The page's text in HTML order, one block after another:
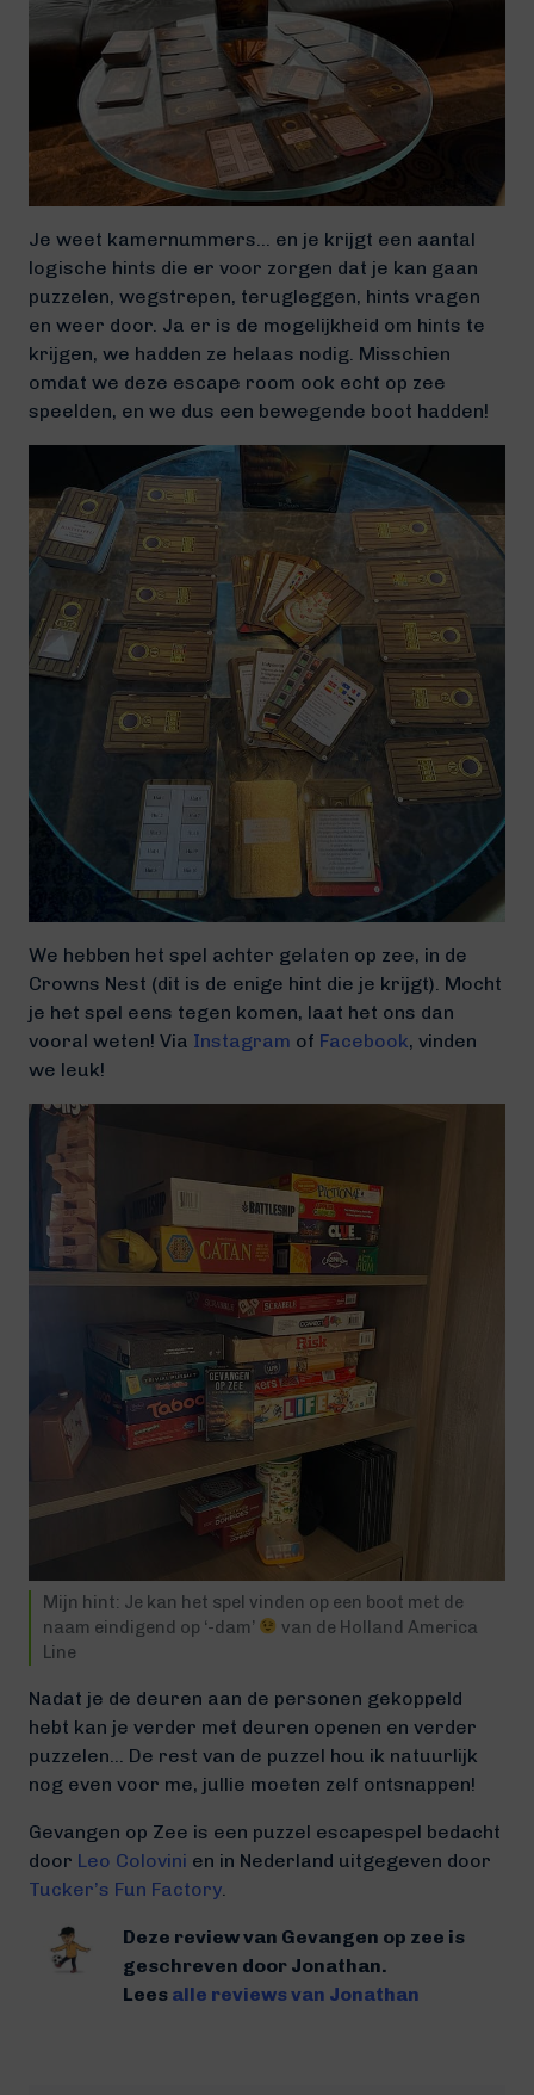
Je weet kamernummers… en je krijgt een aantal
logische hints die er voor zorgen dat je kan gaan
puzzelen, wegstrepen, terugleggen, hints vragen
en weer door. Ja er is de mogelijkheid om hints te
krijgen, we hadden ze helaas nodig. Misschien
omdat we deze escape room ook echt op zee
speelden, en we dus een bewegende boot hadden!
We hebben het spel achter gelaten op zee, in de
Crowns Nest (dit is de enige hint die je krijgt). Mocht
je het spel eens tegen komen, laat het ons dan
vooral weten! Via Instagram of Facebook, vinden
we leuk!
Mijn hint: Je kan het spel vinden op een boot met de
naam eindigend op ‘-dam’
van de Holland America
Line
Nadat je de deuren aan de personen gekoppeld
hebt kan je verder met deuren openen en verder
puzzelen… De rest van de puzzel hou ik natuurlijk
nog even voor me, jullie moeten zelf ontsnappen!
Gevangen op Zee is een puzzel escapespel bedacht
door Leo Colovini en in Nederland uitgegeven door
Tucker’s Fun Factory.
Deze review van Gevangen op zee is
geschreven door Jonathan.
Lees alle reviews van Jonathan